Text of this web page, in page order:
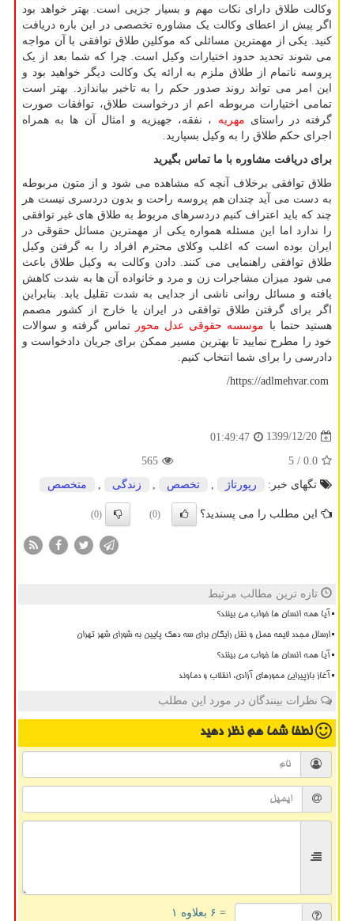
وکالت طلاق دارای نکات مهم و بسیار جزیی است. بهتر خواهد بود
اگر پیش از اعطای وکالت یک مشاوره تخصصی در این باره دریافت
کنید. یکی از مهمترین مسائلی که موکلین طلاق توافقی با آن مواجه
می شوند تحدید حدود اختیارات وکیل است. چرا که شما بعد از یک
پروسه ناتمام از طلاق ملزم به ارائه یک وکالت دیگر خواهید بود و
این امر می تواند روند صدور حکم را به تاخیر بیاندازد. بهتر است
تمامی اختیارات مربوطه اعم از درخواست طلاق، توافقات صورت
گرفته در راستای مهریه ، نفقه، جهیزیه و امثال آن ها به همراه
اجرای حکم طلاق را به وکیل بسپارید.
برای دریافت مشاوره با ما تماس بگیرید
طلاق توافقی برخلاف آنچه که مشاهده می شود و از متون مربوطه
به دست می آید چندان هم پروسه راحت و بدون دردسری نیست هر
چند که باید اعتراف کنیم دردسرهای مربوط به طلاق های غیر توافقی
را ندارد اما این مسئله همواره یکی از مهمترین مسائل حقوقی در
ایران بوده است که اغلب وکلای محترم افراد را به گرفتن وکیل
طلاق توافقی راهنمایی می کنند. دادن وکالت به وکیل طلاق باعث
می شود میزان مشاجرات زن و مرد و خانواده آن ها به شدت کاهش
یافته و مسائل روانی ناشی از جدایی به شدت تقلیل یابد. بنابراین
اگر برای گرفتن طلاق توافقی در ایران یا خارج از کشور مصمم
هستید حتما با موسسه حقوقی عدل محور
تماس گرفته و سوالات
خود را مطرح نمایید تا بهترین مسیر ممکن برای جریان دادخواست و
دادرسی را برای شما انتخاب کنیم.
https://adlmehvar.com
/
1399/12/20
01:49:47
0.0
/ 5
565
تگهای خبر:
رپورتاژ تخصص زندگی متخصص
این مطلب را می پسندید؟ (0)
(0)
تازه ترین مطالب مرتبط
آیا همه انسان ها خواب می بینند؟
ارسال مجدد لایحه حمل و نقل رایگان برای سه دهک پایین به شورای شهر تهران
آیا همه انسان ها خواب می بینند؟
آغاز بازپیرایی محورهای آزادی، انقلاب و دماوند
نظرات بینندگان در مورد این مطلب
لطفا شما همنظر دهید
= ۶ بعلاوه ۱